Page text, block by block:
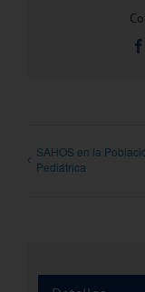
SAHOS en la
Pediátrica